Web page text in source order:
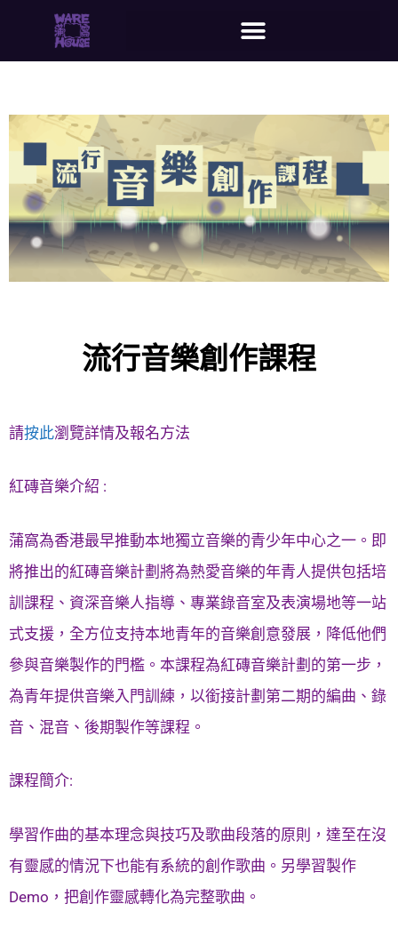
流行音樂創作課程
請按此瀏覽詳情及報名方法
紅磚音樂介紹 :
蒲窩為香港最早推動本地獨立音樂的青少年中心之一。即
將推出的紅磚音樂計劃將為熱愛音樂的年青人提供包括培
訓課程、資深音樂人指導、專業錄音室及表演場地等一站
式支援，全方位支持本地青年的音樂創意發展，降低他們
參與音樂製作的門檻。本課程為紅磚音樂計劃的第一步，
為青年提供音樂入門訓練，以銜接計劃第二期的編曲、錄
音、混音、後期製作等課程。
課程簡介:
學習作曲的基本理念與技巧及歌曲段落的原則，達至在沒
有靈感的情況下也能有系統的創作歌曲。另學習製作
Demo，把創作靈感轉化為完整歌曲。